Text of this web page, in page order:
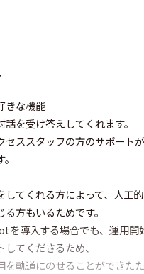
きな機能
話を受け答えしてくれます。
セススタッフの方のサポート
してくれる方によって、人工
方もいるためです。
を導入する場合でも、運用開
てくださるため、
軌道にのせることができた